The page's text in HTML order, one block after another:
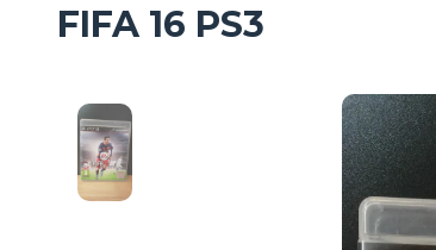
FIFA 16 PS3